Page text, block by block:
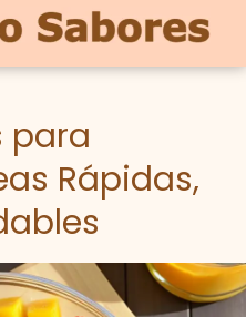
para
Rápidas,